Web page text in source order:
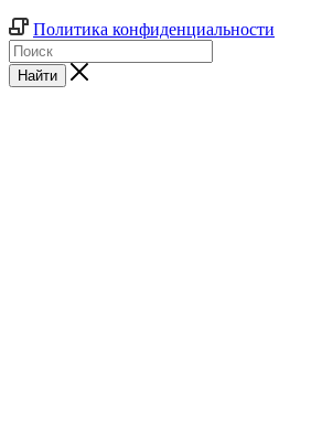
Политика конфиденциальности
Найти